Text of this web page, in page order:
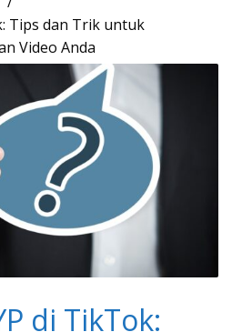
Tips dan Trik untuk
Video Anda
di TikTok: